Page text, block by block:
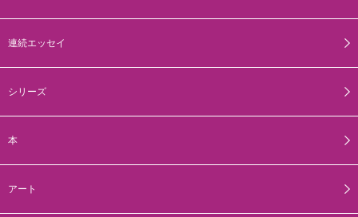
連続エッセイ
シリーズ
本
アート